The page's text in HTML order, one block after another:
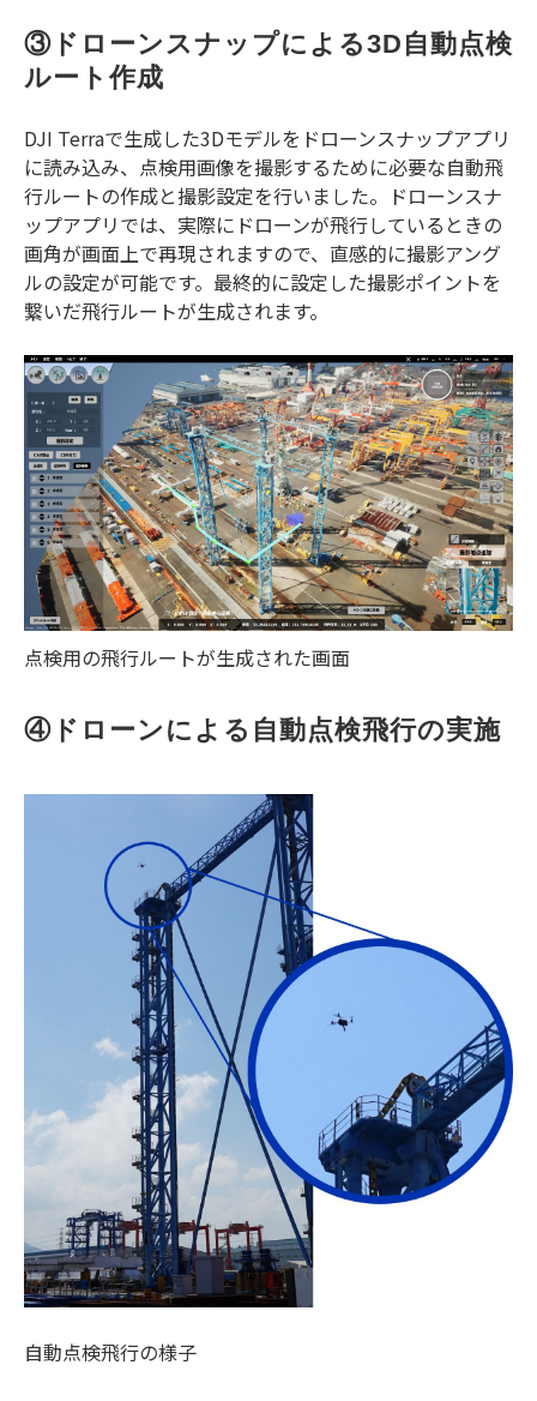
③ドローンスナップによる3D自動点検
ルート作成
DJI Terraで生成した3Dモデルをドローンスナップアプリ
に読み込み、点検用画像を撮影するために必要な自動飛
行ルートの作成と撮影設定を行いました。ドローンスナ
ップアプリでは、実際にドローンが飛行しているときの
画角が画面上で再現されますので、直感的に撮影アング
ルの設定が可能です。最終的に設定した撮影ポイントを
繋いだ飛行ルートが生成されます。
点検用の飛行ルートが生成された画面
④ドローンによる自動点検飛行の実施
自動点検飛行の様子